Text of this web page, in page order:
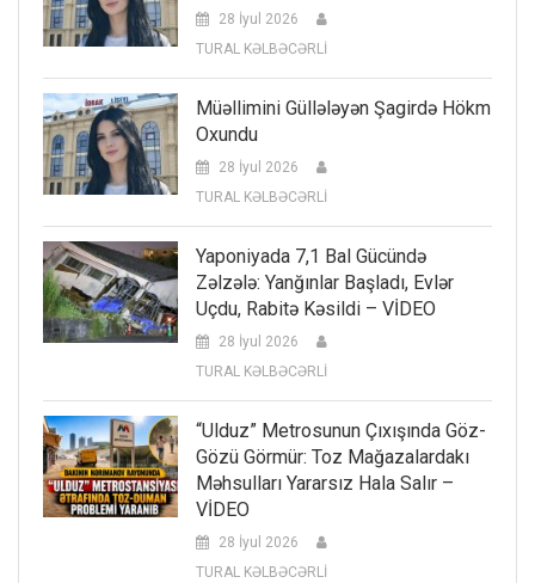
28 İyul 2026
TURAL KƏLBƏCƏRLİ
Müəllimini Güllələyən Şagirdə Hökm
Oxundu
28 İyul 2026
TURAL KƏLBƏCƏRLİ
Yaponiyada 7,1 Bal Gücündə
Zəlzələ: Yanğınlar Başladı, Evlər
Uçdu, Rabitə Kəsildi – VİDEO
28 İyul 2026
TURAL KƏLBƏCƏRLİ
“Ulduz” Metrosunun Çıxışında Göz-
Gözü Görmür: Toz Mağazalardakı
Məhsulları Yararsız Hala Salır –
VİDEO
28 İyul 2026
TURAL KƏLBƏCƏRLİ